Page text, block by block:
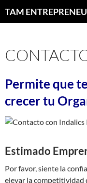
TAM
Permite que
crecer tu
Estimado
Por favor, siente la
elevar la competitividad